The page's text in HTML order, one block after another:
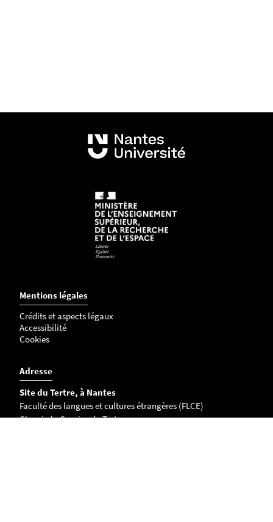
Mentions légales
Crédits et aspects légaux
Accessibilité
Cookies
Adresse
Site du Tertre, à Nantes
Faculté des langues et cultures étrangères (FLCE)
Chemin la Censive du Tertre